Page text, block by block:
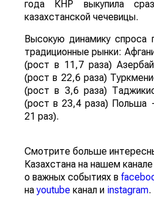
года КНР выкупила
казахстанской чечевицы.
Высокую динамику спроса
традиционные рынки:
(рост в 11,7 раза)
(рост в 22,6 раза)
(рост в 3,6 раза)
(рост в 23,4 раза)
21 раз).
Смотрите больше
Казахстана на нашем канале
о важных событиях в
наyoutube канал и instagram.